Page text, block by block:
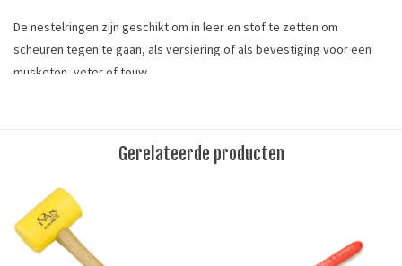
De nestelringen zijn geschikt om in leer en stof te zetten om
scheuren tegen te gaan, als versiering of als bevestiging voor een
musketon, veter of touw.
bevestigen met een slagstempel, een houder voor nestels en een
De gaten kunt u van te voren maken met een revolvertang of een
holpijp van 5 mm.
Meet hoe dik het materiaal is dat u aan elkaar wilt bevestigen.
Gerelateerde producten